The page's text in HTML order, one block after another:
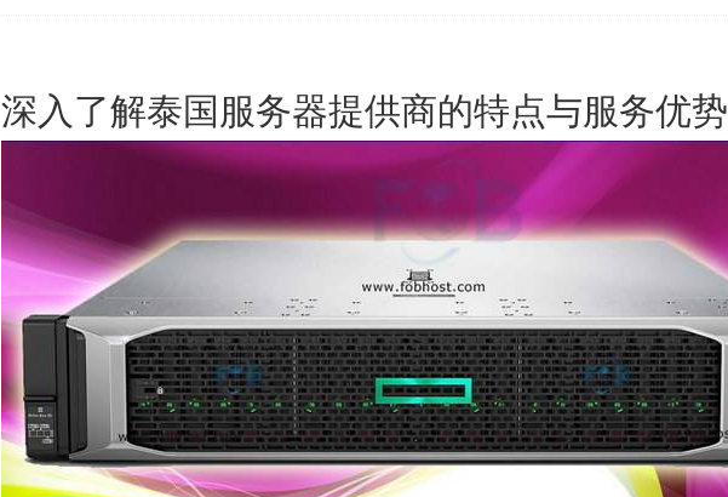
深入了解泰国服务器提供商的特点与服务优势